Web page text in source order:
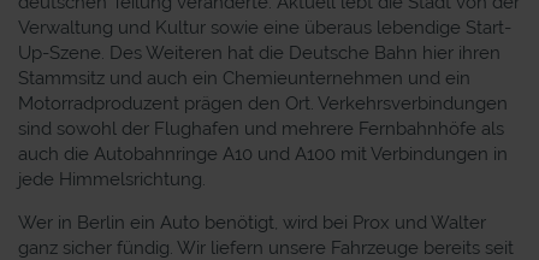
Verwaltung und Kultur sowie eine überaus lebendige Start-
Up-Szene. Des Weiteren hat die Deutsche Bahn hier ihren
Stammsitz und auch ein Chemieunternehmen und ein
Motorradproduzent prägen den Ort. Verkehrsverbindungen
sind sowohl der Flughafen und mehrere Fernbahnhöfe als
auch die Autobahnringe A10 und A100 mit Verbindungen in
jede Himmelsrichtung.
Wer in Berlin ein Auto benötigt, wird bei Prox und Walter
ganz sicher fündig. Wir liefern unsere Fahrzeuge bereits seit